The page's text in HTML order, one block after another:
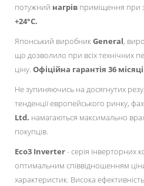
потужний нагрів приміщення при
+24°C.
Японський виробникGeneral,
що дозволило при всіх технічних
ціну. Офіційна гарантія 36
Не зупиняючись на досягнутих
тенденції европейського ринку,
Ltd. намагаються максимально
покупців.
Eco3 Inverter- серія інверторних
оптимальним співвідношенням
характеристик. Висока